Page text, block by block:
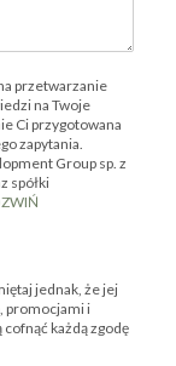
przetwarzanie
na Twoje
Ci przygotowana
zapytania.
Group sp. z
spółki
jednak, że jej
promocjami i
każdą zgodę